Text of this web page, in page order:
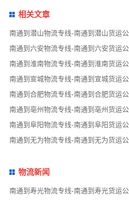
相关文章
南通到潜山物流专线-南通到潜山货运
南通到六安物流专线-南通到六安货运
南通到淮南物流专线-南通到淮南货运
南通到宣城物流专线-南通到宣城货运
南通到合肥物流专线-南通到合肥货运
南通到亳州物流专线-南通到亳州货运
南通到阜阳物流专线-南通到阜阳货运
南通到无为物流专线-南通到无为货运
物流新闻
南通到寿光物流专线-南通到寿光货运